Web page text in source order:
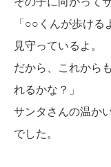
「○○くんが歩け
見守っているよ。
だから、これから
れるかな？」
サンタさんの温か
でした。